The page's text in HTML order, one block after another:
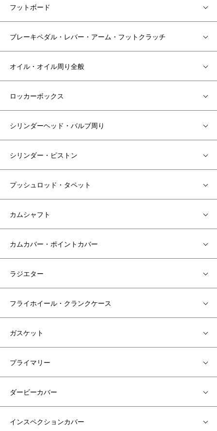
フットボード
ブレーキペダル・レバー・アーム・フットクラッチ
オイル・オイル周り全般
ロッカーボックス
シリンダーヘッド・バルブ周り
シリンダー・ピストン
プッシュロッド・タペット
カムシャフト
カムカバー・ポイントカバー
ラジエター
フライホイール・クランクケース
ガスケット
プライマリー
ダービーカバー
インスペクションカバー